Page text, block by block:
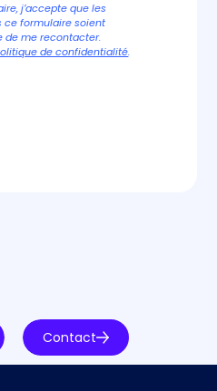
j’accepte que les
ce formulaire soient
de me recontacter.
de confidentialité.
Contact